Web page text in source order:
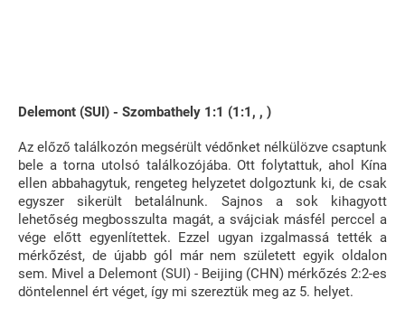
Delemont (SUI) - Szombathely 1:1 (1:1, , )
Az előző találkozón megsérült védőnket nélkülözve csaptunk
bele a torna utolsó találkozójába. Ott folytattuk, ahol Kína
ellen abbahagytuk, rengeteg helyzetet dolgoztunk ki, de csak
egyszer sikerült betalálnunk. Sajnos a sok kihagyott
lehetőség megbosszulta magát, a svájciak másfél perccel a
vége előtt egyenlítettek. Ezzel ugyan izgalmassá tették a
mérkőzést, de újabb gól már nem született egyik oldalon
sem. Mivel a Delemont (SUI) - Beijing (CHN) mérkőzés 2:2-es
döntelennel ért véget, így mi szereztük meg az 5. helyet.